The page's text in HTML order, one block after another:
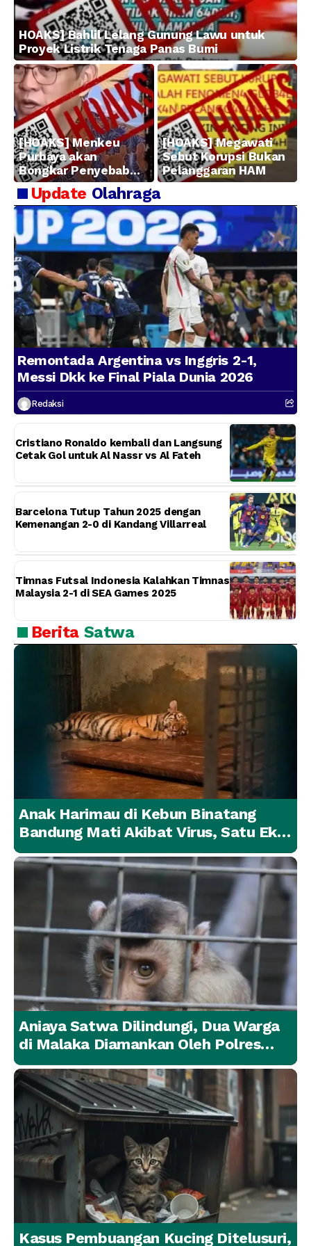
HOAKS] Bahlil Lelang Gunung Lawu untuk
Proyek Listrik Tenaga Panas Bumi
[HOAKS] Menkeu
Purbaya akan
Bongkar Penyebab
Kerugian BUMN
[HOAKS] Megawati
Sebut Korupsi Bukan
Pelanggaran HAM
Update Olahraga
Remontada Argentina vs Inggris 2-1,
Messi Dkk ke Final Piala Dunia 2026
Redaksi
Cristiano Ronaldo kembali dan Langsung
Cetak Gol untuk Al Nassr vs Al Fateh
Barcelona Tutup Tahun 2025 dengan
Kemenangan 2-0 di Kandang Villarreal
Timnas Futsal Indonesia Kalahkan Timnas
Malaysia 2-1 di SEA Games 2025
Berita Satwa
Anak Harimau di Kebun Binatang
Bandung Mati Akibat Virus, Satu Ekor
Lainnya Berangsur Membaik
Aniaya Satwa Dilindungi, Dua Warga
di Malaka Diamankan Oleh Polres
Malaka
Kasus Pembuangan Kucing Ditelusuri,